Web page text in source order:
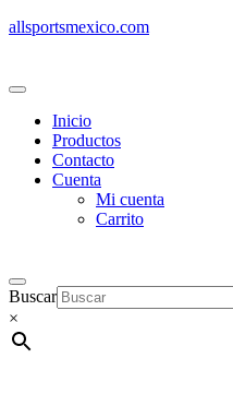
allsportsmexico.com
Inicio
Productos
Contacto
Cuenta
Mi cuenta
Carrito
Buscar
×